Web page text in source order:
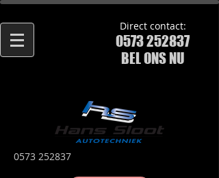
Direct contact:
0573 252837
BEL ONS NU
0573 252837